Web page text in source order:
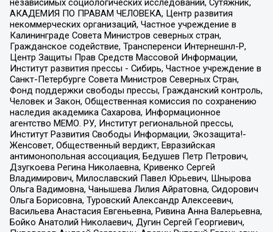
независимых социологических исследований, Сутяжник,
АКАДЕМИЯ ПО ПРАВАМ ЧЕЛОВЕКА, Центр развития
некоммерческих организаций, Частное учреждение в
Калининграде Совета Министров северных стран,
Гражданское содействие, Трансперенси Интернешнл-Р,
Центр Защиты Прав Средств Массовой Информации,
Институт развития прессы - Сибирь, Частное учреждение в
Санкт-Петербурге Совета Министров Северных Стран,
Фонд поддержки свободы прессы, Гражданский контроль,
Человек и Закон, Общественная комиссия по сохранению
наследия академика Сахарова, Информационное
агентство МЕМО. РУ, Институт региональной прессы,
Институт Развития Свободы Информации, Экозащита!-
Женсовет, Общественный вердикт, Евразийская
антимонопольная ассоциация, Бедушев Петр Петрович,
Дзугкоева Регина Николаевна, Кривенко Сергей
Владимирович, Милославский Павел Юрьевич, Шнырова
Ольга Вадимовна, Чанышева Лилия Айратовна, Сидорович
Ольга Борисовна, Туровский Александр Алексеевич,
Васильева Анастасия Евгеньевна, Ривина Анна Валерьевна,
Бойко Анатолий Николаевич, Дугин Сергей Георгиевич,